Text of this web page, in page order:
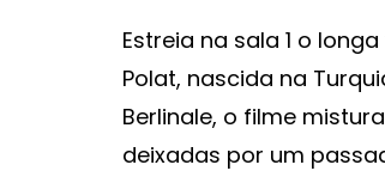
Estreia na sala 1 o
Polat, nascida na
Berlinale, o filme
deixadas por um